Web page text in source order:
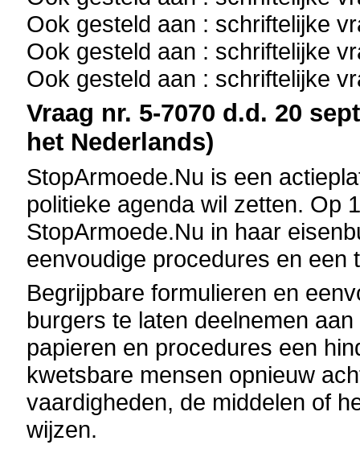
Ook gesteld aan : schriftelijke
Ook gesteld aan : schriftelijke
Ook gesteld aan : schriftelijke
Vraag nr. 5-7070 d.d. 20
het Nederlands)
StopArmoede.Nu is een
politieke agenda wil zetten. Op
StopArmoede.Nu in haar
eenvoudige procedures en een
Begrijpbare formulieren en
burgers te laten deelnemen
papieren en procedures een
kwetsbare mensen opnieuw
vaardigheden, de middelen of
wijzen.